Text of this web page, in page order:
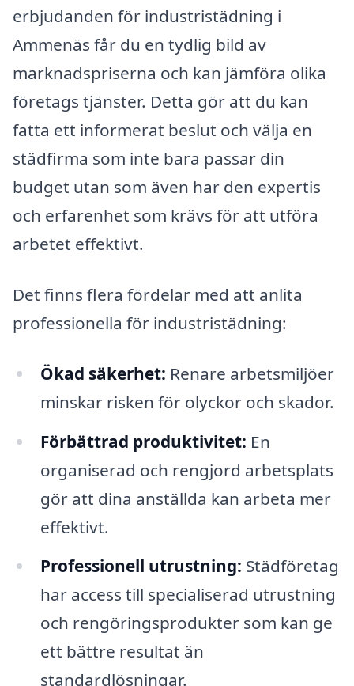
erbjudanden för industristädning i
Ammenäs får du en tydlig bild av
marknadspriserna och kan jämföra olika
företags tjänster. Detta gör att du kan
fatta ett informerat beslut och välja en
städfirma som inte bara passar din
budget utan som även har den expertis
och erfarenhet som krävs för att utföra
arbetet effektivt.
Det finns flera fördelar med att anlita
professionella för industristädning:
Ökad säkerhet: Renare arbetsmiljöer
minskar risken för olyckor och skador.
Förbättrad produktivitet: En
organiserad och rengjord arbetsplats
gör att dina anställda kan arbeta mer
effektivt.
Professionell utrustning: Städföretag
har access till specialiserad utrustning
och rengöringsprodukter som kan ge
ett bättre resultat än
standardlösningar.